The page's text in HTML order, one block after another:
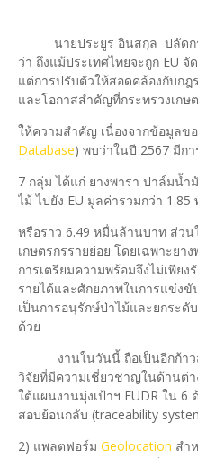
นายประยูร อินสกุล ปลัดกร
ว่า ถึงแม้ประเทศไทยจะถูก EU
แต่การปรับตัวให้สอดคล้องกับกฎ
และโอกาสสำคัญที่กระทรวงเก
ให้ความสำคัญ เนื่องจากข้อมูลข
Database) พบว่าในปี 2567 มีก
7 กลุ่ม ได้แก่ ยางพารา ปาล์มน้ำ
ไม้ ไปยัง EU มูลค่ารวมกว่า
หรือราว 6.49 หมื่นล้านบาท ส่ว
เกษตรกรรายย่อย โดยเฉพาะย
การเตรียมความพร้อมจึงไม่เพีย
รายได้และศักยภาพในการแข่ง
เป็นการอนุรักษ์ป่าไม้และยกระ
ด้วย
งานในวันนี้ ถือเป็นอีกก้าวส
วิจัยที่มีความเชี่ยวชาญในด้านต่า
ใต้แผนงานมุ่งเป้าฯ EUDR ใน
สอบย้อนกลับ (traceability
2) แพลตฟอร์ม Geolocation สำ